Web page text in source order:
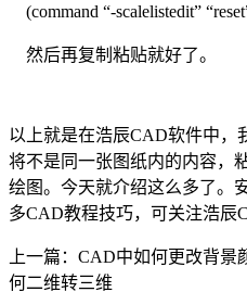
(command “-scalelistedit” “reset
然后再复制粘贴就好了。
以上就是在浩辰CAD软件中，
将不是同一张图纸内的内容，
绘图。今天就介绍这么多了。
多CAD教程技巧，可关注浩辰
上一篇：CAD中如何更改背景
何二维转三维